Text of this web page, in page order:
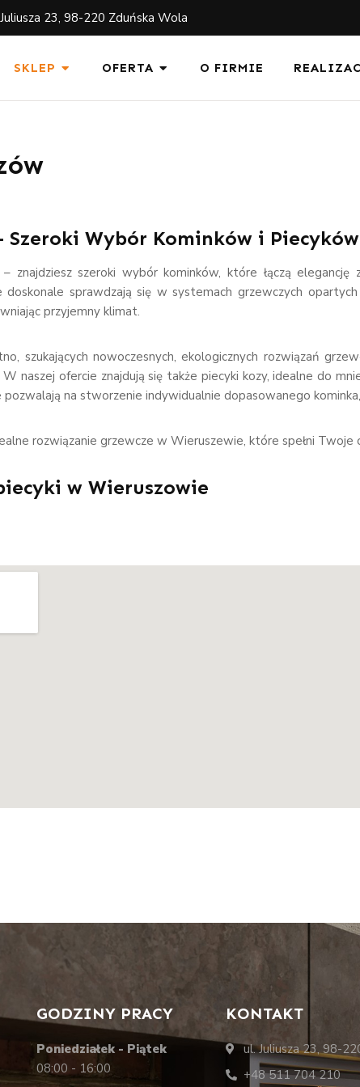
23, 98-220 Zduńska Wola
SKLEP OFERTA O FIRMIE
Szeroki Wybór Kominków i Piecyków
znajdziesz szeroki wybór kominków, które łączą
sprawdzają się w systemach grzewczych
przyjemny klimat.
szukających nowoczesnych, ekologicznych rozwiązań
naszej ofercie znajdują się także piecyki kozy, idealne do
na stworzenie indywidualnie dopasowanego
rozwiązanie grzewcze w Wieruszewie, które spełni
w Wieruszowie
GODZINY PRACY
Poniedziałek - Piątek
08:00 - 16:00
KONTAKT
ul. Juliusza 23, 98-
+48 511 704 210